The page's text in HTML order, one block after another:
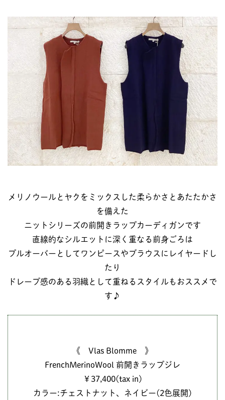
メリノウールとヤクをミックスした柔らかさとあたたかさ
を備えた
ニットシリーズの前開きラップカーディガンです
直線的なシルエットに深く重なる前身ごろは
プルオーバーとしてワンピースやブラウスにレイヤードし
たり
ドレープ感のある羽織として重ねるスタイルもおススメで
す♪
《 Vlas Blomme 》
FrenchMerinoWool 前開きラップジレ
￥37,400(tax in)
カラー:チェストナット、ネイビー(2色展開)